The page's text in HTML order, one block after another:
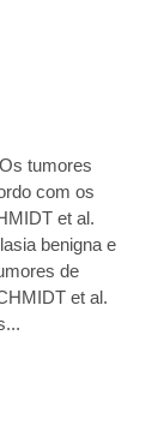
tumores
com os
et al.
benigna e
de
et al.